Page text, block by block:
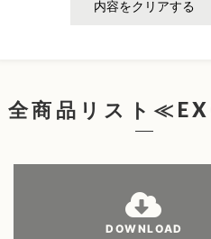
内容をクリアする
全商品リスト
DOWNLOAD